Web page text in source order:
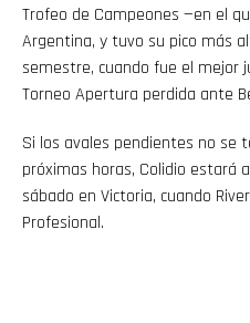
Trofeo de Campeones —en el
Argentina, y tuvo su pico más
semestre, cuando fue el mejor
Torneo Apertura perdida ante
Si los avales pendientes no se
próximas horas, Colidio estará
sábado en Victoria, cuando
Profesional.